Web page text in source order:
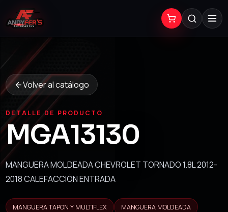
Volver al catálogo
DETALLE DE PRODUCTO
MGA13130
MANGUERA MOLDEADA CHEVROLET TORNADO 1.8L 2012-
2018 CALEFACCIÓN ENTRADA
MANGUERA TAPON Y MULTIFLEX
MANGUERA MOLDEADA